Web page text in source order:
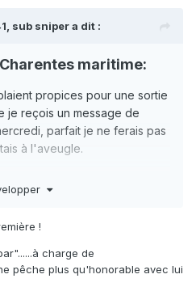
sub snipera dit :
maritime:
propices pour une sortie
je reçois un message de
parfait je ne ferais pas
à l'aveugle.
très en avance au point de
visite de l’évolution de sa
deux trois trucs....
le matos dans la fourgonnette
!
charge de
pêche plus qu'honorable avec lui